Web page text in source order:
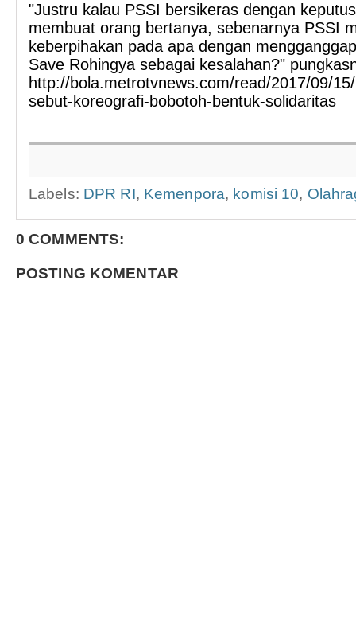
"Justru kalau PSSI bersikeras dengan
membuat orang bertanya, sebenarnya PSSI
keberpihakan pada apa dengan
Save Rohingya sebagai kesalahan?"
http://bola.metrotvnews.com/read/2017/09/
sebut-koreografi-bobotoh-bentuk-solidaritas
Labels: DPR RI, Kemenpora, komisi 10,
0 COMMENTS:
POSTING KOMENTAR